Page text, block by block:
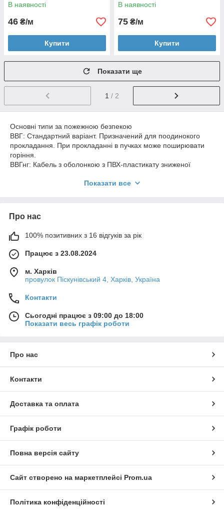
В наявності
46 ₴/м
Купити
В наявності
75 ₴/м
Купити
Показати ще
1 / 2
Основні типи за пожежною безпекою
ВВГ: Стандартний варіант. Призначений для поодинокого
прокладання. При прокладанні в пучках може поширювати
горіння.
ВВГнг: Кабель з оболонкою з ПВХ-пластикату зниженої
низьке виділення диму та газу (Low Smoke) при впливі
вогню.
Типи за формою виконання
Круглий (стандартний): Жили розташовані по колу. Зручний
для прокладання в трубах або гофрі.
ВВГ-П (Плоский): Жили розташовані паралельно в одній
площині. Такий кабель зручніше монтувати під штукатурку,
оскільки він займає менше місця по товщині.
Показати все
Про нас
100% позитивних з 16 відгуків за рік
Працює з 23.08.2024
м. Харків
провулок Піскунівський 4, Харків, Україна
Контакти
Сьогодні працює з 09:00 до 18:00
Показати весь графік роботи
Про нас
Контакти
Доставка та оплата
Графік роботи
Повна версія сайту
Сайт створено на маркетплейсі Prom.ua
Політика конфіденційності